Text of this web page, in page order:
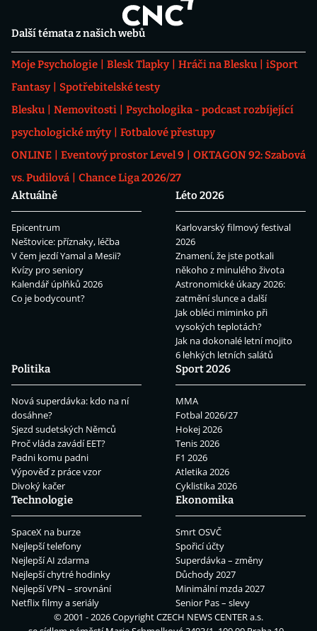
Další témata z našich webů
Moje Psychologie Blesk Tlapky Hráči na Blesku
iSport
Fantasy
Spotřebitelské testy
Blesku
Nemovitosti
Psychologika - podcast rozbíjející
psychologické mýty
Fotbalové přestupy
ONLINE
Eventový prostor Level 9
OKTAGON 92: Szabová
vs. Pudilová
Chance Liga 2026/27
Aktuálně
Epicentrum
Neštovice: příznaky, léčba
V čem jezdí Yamal a Mesii?
Kvízy pro seniory
Kalendář úplňků 2026
Co je bodycount?
Léto 2026
Karlovarský filmový festival
2026
Znamení, že jste potkali
někoho z minulého života
Astronomické úkazy 2026:
zatmění slunce a další
Jak obléci miminko při
vysokých teplotách?
Jak na dokonalé letní mojito
6 lehkých letních salátů
Politika
Nová superdávka: kdo na ní
dosáhne?
Sjezd sudetských Němců
Proč vláda zavádí EET?
Padni komu padni
Výpověď z práce vzor
Divoký kačer
Sport 2026
MMA
Fotbal 2026/27
Hokej 2026
Tenis 2026
F1 2026
Atletika 2026
Cyklistika 2026
Technologie
SpaceX na burze
Nejlepší telefony
Nejlepší AI zdarma
Nejlepší chytré hodinky
Nejlepší VPN – srovnání
Netflix filmy a seriály
Ekonomika
Smrt OSVČ
Spořicí účty
Superdávka – změny
Důchody 2027
Minimální mzda 2027
Senior Pas – slevy
© 2001 - 2026 CopyrightCZECH NEWS CENTER a.s.